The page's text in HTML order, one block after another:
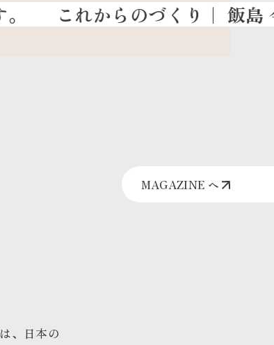
これからのづくり｜ 飯島 今朝
MAGAZINE へ
、日本の